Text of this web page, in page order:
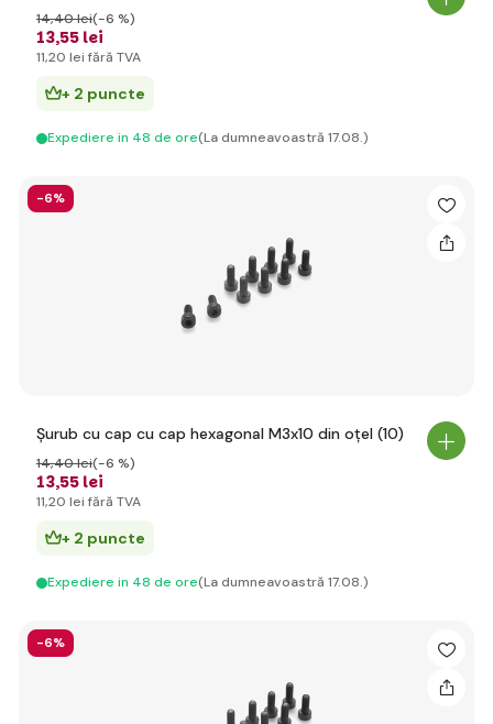
13,55 lei
14,40 lei(-6 %)
11,20 lei fără TVA
+ 2 puncte
Expediere in 48 de ore(La dumneavoastră 17.08.)
-6%
Șurub cu cap cu cap hexagonal M3x10 din oțel (10)
13,55 lei
14,40 lei(-6 %)
11,20 lei fără TVA
+ 2 puncte
Expediere in 48 de ore(La dumneavoastră 17.08.)
-6%